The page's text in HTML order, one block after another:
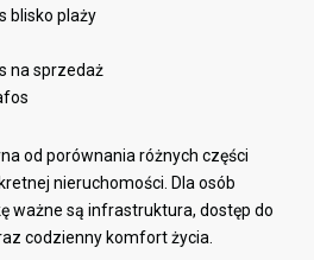
blisko plaży
na sprzedaż
od porównania różnych części
nieruchomości. Dla osób
ważne są infrastruktura, dostęp do
codzienny komfort życia.